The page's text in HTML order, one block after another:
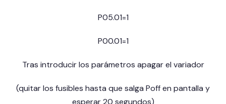
P05.01=1
P00.01=1
Tras introducir los parámetros apagar el variador
(quitar los fusibles hasta que salga Poff en pantalla y
esperar 20 segundos)